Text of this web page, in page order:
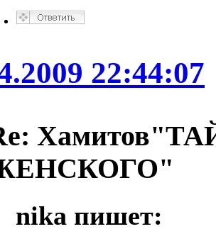
22:44:07
nika пишет: